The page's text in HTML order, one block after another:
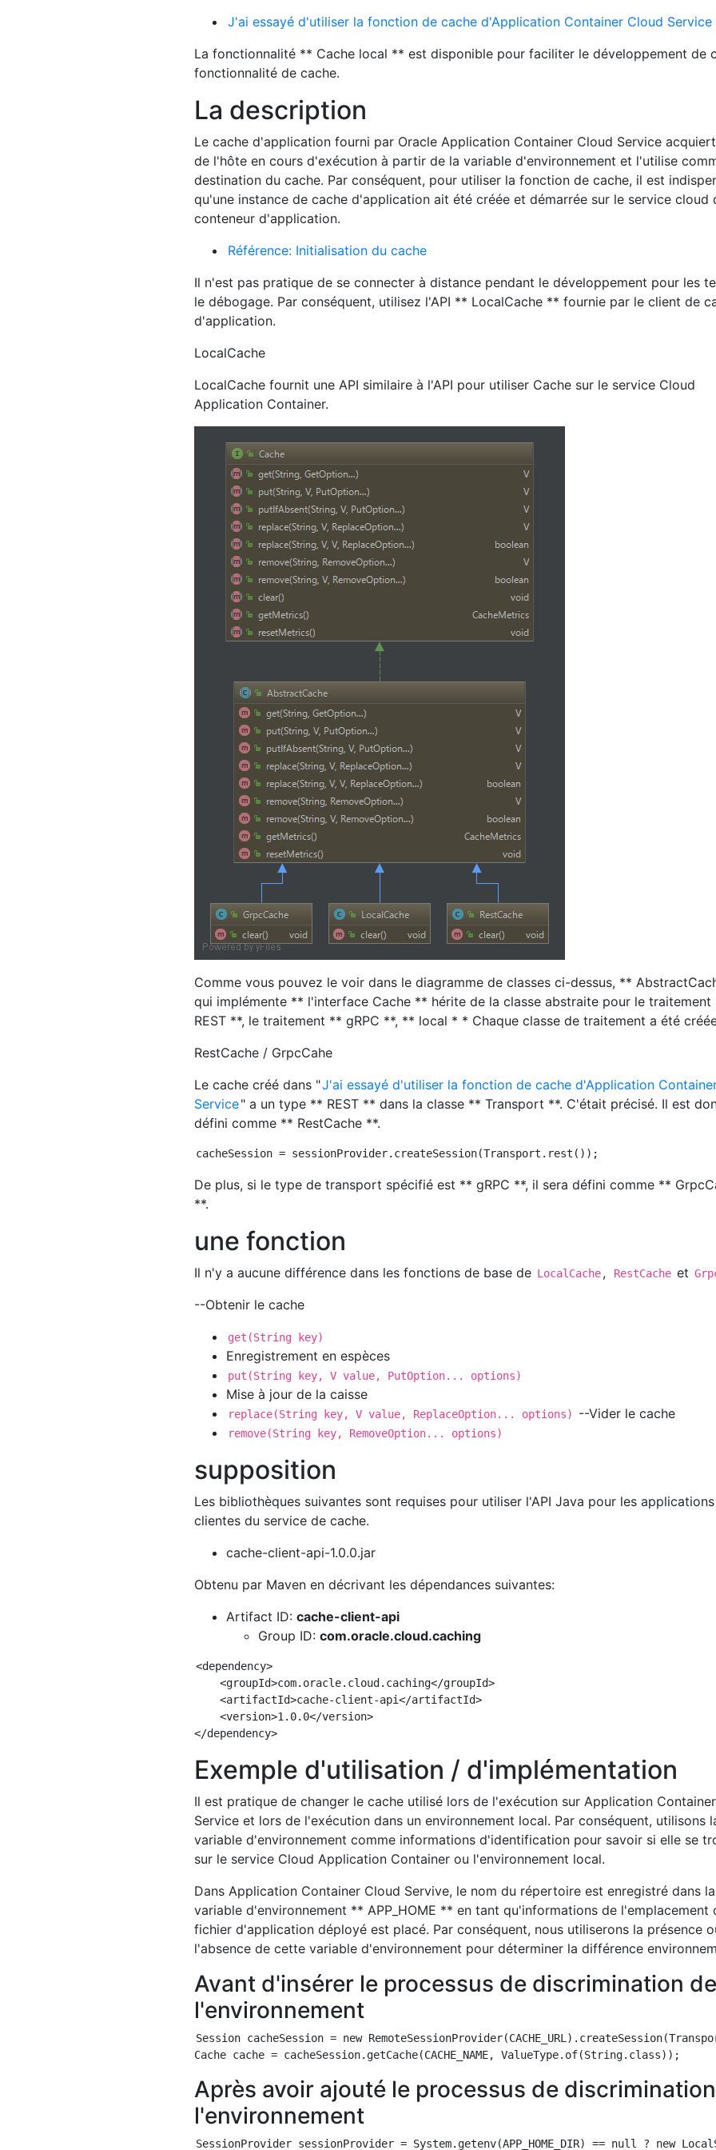
J'ai essayé d'utiliser la fonction de cache d'Application Container Cloud Service
La fonctionnalité ** Cache local ** est disponible pour faciliter le développement de
fonctionnalité de cache.
La description
Le cache d'application fourni par Oracle Application Container Cloud Service
de l'hôte en cours d'exécution à partir de la variable d'environnement et l'utilise
destination du cache. Par conséquent, pour utiliser la fonction de cache, il est
qu'une instance de cache d'application ait été créée et démarrée sur le service cloud
conteneur d'application.
Référence: Initialisation du cache
Il n'est pas pratique de se connecter à distance pendant le développement pour les
le débogage. Par conséquent, utilisez l'API ** LocalCache ** fournie par le client de
d'application.
LocalCache
LocalCache fournit une API similaire à l'API pour utiliser Cache sur le service Cloud
Application Container.
Comme vous pouvez le voir dans le diagramme de classes ci-dessus, **
qui implémente ** l'interface Cache ** hérite de la classe abstraite pour le traitement
REST **, le traitement ** gRPC **, ** local * * Chaque classe de traitement a été
RestCache / GrpcCahe
Le cache créé dans "J'ai essayé d'utiliser la fonction de cache d'Application
Service" a un type ** REST ** dans la classe ** Transport **. C'était précisé. Il est
défini comme ** RestCache **.
De plus, si le type de transport spécifié est ** gRPC **, il sera défini comme **
**.
une fonction
Il n'y a aucune différence dans les fonctions de base de LocalCache, RestCache et
--Obtenir le cache
get(String key)
Enregistrement en espèces
put(String key, V value, PutOption... options)
Mise à jour de la caisse
replace(String key, V value, ReplaceOption... options) --Vider le cache
remove(String key, RemoveOption... options)
supposition
Les bibliothèques suivantes sont requises pour utiliser l'API Java pour les applications
clientes du service de cache.
cache-client-api-1.0.0.jar
Obtenu par Maven en décrivant les dépendances suivantes:
Artifact ID:cache-client-api
Group ID:com.oracle.cloud.caching
<dependency>
    <groupId>com.oracle.cloud.caching</groupId>
    <artifactId>cache-client-api</artifactId>
    <version>1.0.0</version>
Exemple d'utilisation / d'implémentation
Il est pratique de changer le cache utilisé lors de l'exécution sur Application
Service et lors de l'exécution dans un environnement local. Par conséquent, utilisons
variable d'environnement comme informations d'identification pour savoir si elle se
sur le service Cloud Application Container ou l'environnement local.
Dans Application Container Cloud Servive, le nom du répertoire est enregistré dans la
variable d'environnement ** APP_HOME ** en tant qu'informations de l'emplacement
fichier d'application déployé est placé. Par conséquent, nous utiliserons la présence
l'absence de cette variable d'environnement pour déterminer la différence
Avant d'insérer le processus de discrimination de
l'environnement
Session cacheSession = new
Après avoir ajouté le processus de
l'environnement
SessionProvider sessionProvider = System.getenv(APP_HOME_DIR) == null ? new